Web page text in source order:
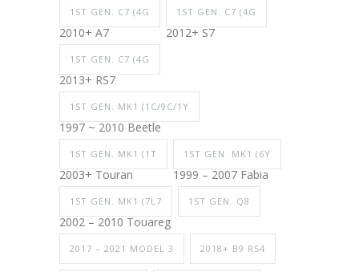
1ST GEN. C7 (4G
2010+ A7
1ST GEN. C7 (4G
2012+ S7
1ST GEN. C7 (4G
2013+ RS7
1ST GEN. MK1 (1C/9C/1Y
1997 ~ 2010 Beetle
1ST GEN. MK1 (1T
2003+ Touran
1ST GEN. MK1 (6Y
1999 – 2007 Fabia
1ST GEN. MK1 (7L7
2002 – 2010 Touareg
1ST GEN. Q8
2017 – 2021 MODEL 3 2018+ B9 RS4